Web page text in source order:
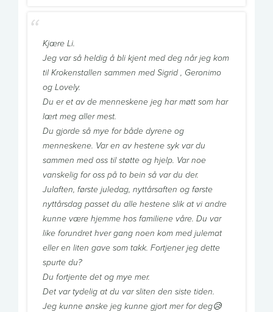
Kjære Li.
Jeg var så heldig å bli kjent med deg når jeg kom
til Krokenstallen sammen med Sigrid , Geronimo
og Lovely.
Du er et av de menneskene jeg har møtt som har
lært meg aller mest.
Du gjorde så mye for både dyrene og
menneskene. Var en av hestene syk var du
sammen med oss til støtte og hjelp. Var noe
vanskelig for oss på to bein så var du der.
Julaften, første juledag, nyttårsaften og første
nyttårsdag passet du alle hestene slik at vi andre
kunne være hjemme hos familiene våre. Du var
like forundret hver gang noen kom med julemat
eller en liten gave som takk. Fortjener jeg dette
spurte du?
Du fortjente det og mye mer.
Det var tydelig at du var sliten den siste tiden.
Jeg kunne ønske jeg kunne gjort mer for deg😥